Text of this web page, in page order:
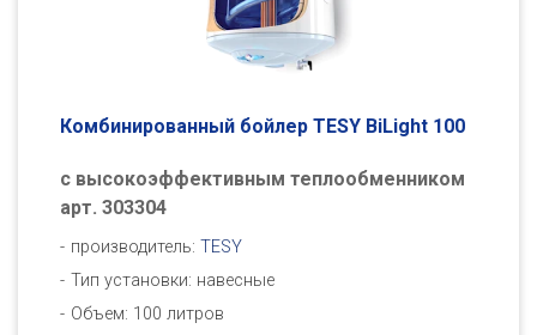
Комбинированный бойлер TESY BiLight 100
с высокоэффективным теплообменником
арт. 303304
производитель: TESY
Тип установки: навесные
Объем: 100 литров